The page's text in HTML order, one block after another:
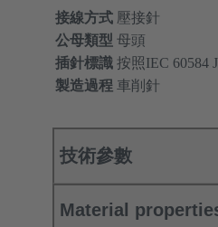
接線方式 壓接針
公母類型 母頭
插針標識 按照IEC 60584
製造過程 車削針
技術參數
Material